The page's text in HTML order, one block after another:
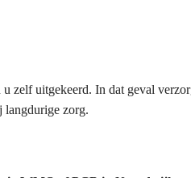
zelf uitgekeerd. In dat geval
langdurige zorg.